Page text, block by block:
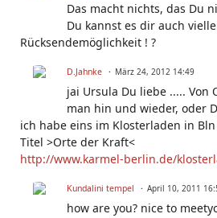
Das macht nichts, das Du
Du kannst es dir auch
Rücksendemöglichkeit ! ?
D.Jahnke März 24, 2012 14:49
jai Ursula Du liebe ..... Von
man hin und wieder, oder
ich habe eins im Klosterladen in
Titel >Orte der Kraft<
http://www.karmel-berlin.de/
Kundalini tempel April 10, 2011
how are you? nice to